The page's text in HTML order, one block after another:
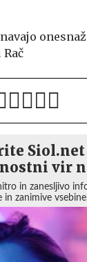
Siol.net
vir
in zanesljivo
in zanimive